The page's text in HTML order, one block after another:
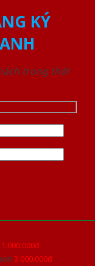
KÝ
trong thời
1.000.000đ
3.000.000đ